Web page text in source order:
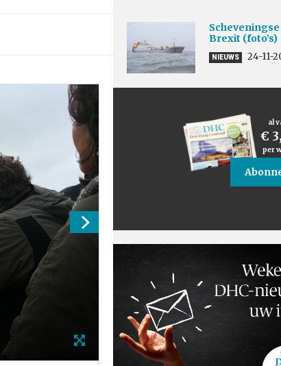
Foto: Het Roemeense schip Mircea
Brexit (foto’s)
NIEUWS 24-11-
al
€
per